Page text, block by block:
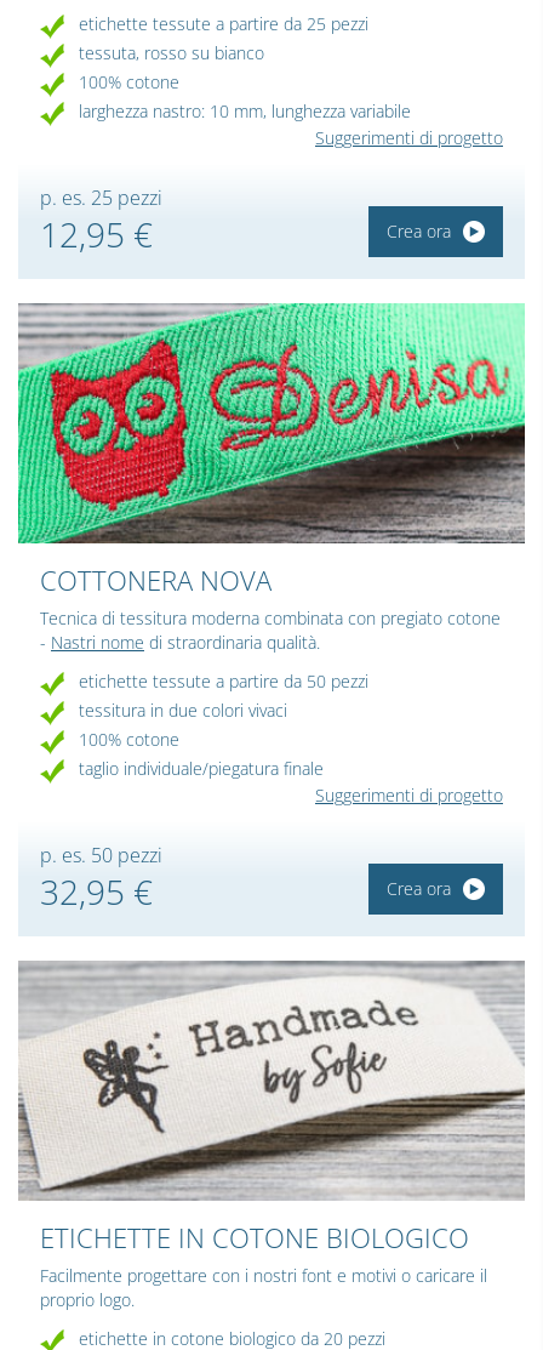
etichette tessute a partire da 25 pezzi
tessuta, rosso su bianco
100% cotone
larghezza nastro: 10 mm, lunghezza variabile
Suggerimenti di progetto
p. es. 25 pezzi
12,95 € Crea ora
COTTONERA NOVA
Tecnica di tessitura moderna combinata con pregiato cotone
- Nastri nome di straordinaria qualità.
etichette tessute a partire da 50 pezzi
tessitura in due colori vivaci
100% cotone
taglio individuale/piegatura finale
Suggerimenti di progetto
p. es. 50 pezzi
32,95 € Crea ora
ETICHETTE IN COTONE BIOLOGICO
Facilmente progettare con i nostri font e motivi o caricare il
proprio logo.
etichette in cotone biologico da 20 pezzi